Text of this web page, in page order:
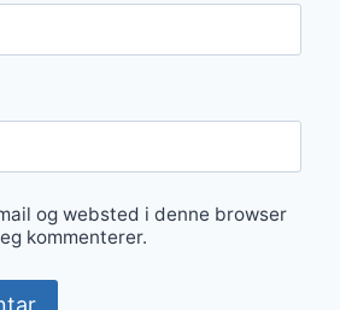
og websted i denne browser
kommenterer.